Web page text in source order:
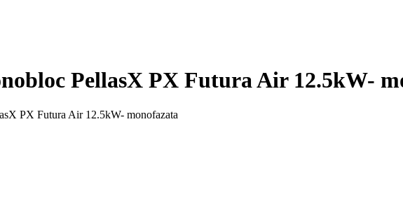
PellasX PX Futura Air 12.5kW-
PX Futura Air 12.5kW- monofazata